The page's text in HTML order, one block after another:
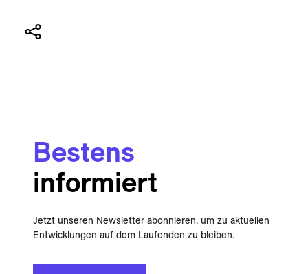
Bestens
informiert
Jetzt unseren Newsletter abonnieren, um zu aktuellen
Entwicklungen auf dem Laufenden zu bleiben.